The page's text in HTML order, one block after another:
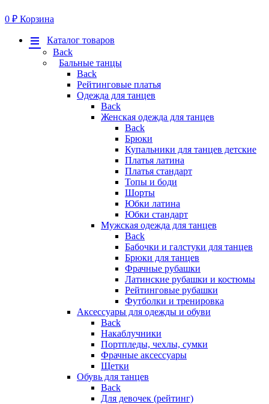
0 ₽ Корзина
Меню
Каталог товаров
Back
Бальные танцы
Back
Рейтинговые платья
Одежда для танцев
Back
Женская одежда для танцев
Back
Брюки
Купальники для танцев детские
Платья латина
Платья стандарт
Топы и боди
Шорты
Юбки латина
Юбки стандарт
Мужская одежда для танцев
Back
Бабочки и галстуки для танцев
Брюки для танцев
Фрачные рубашки
Латинские рубашки и костюмы
Рейтинговые рубашки
Футболки и тренировка
Аксессуары для одежды и обуви
Back
Накаблучники
Портпледы, чехлы, сумки
Фрачные аксессуары
Щетки
Обувь для танцев
Back
Для девочек (рейтинг)